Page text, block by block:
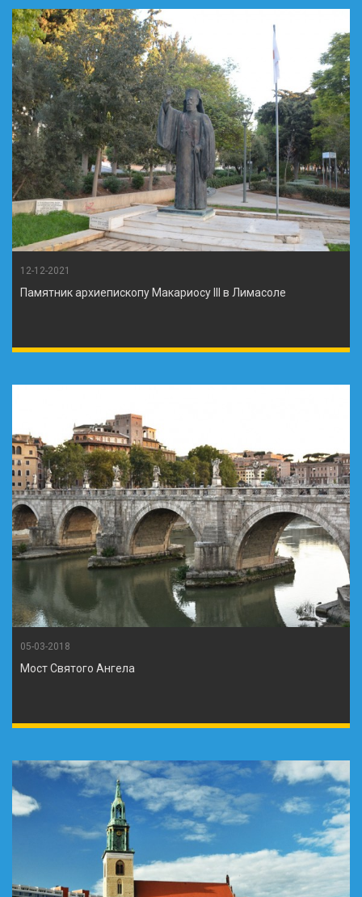
12-12-2021
Памятник архиепископу Макариосу III в Лимасоле
05-03-2018
Мост Святого Ангела